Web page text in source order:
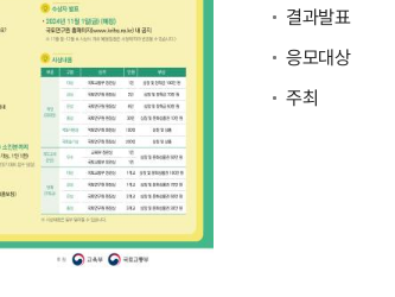
결과발표
응모대상
주최